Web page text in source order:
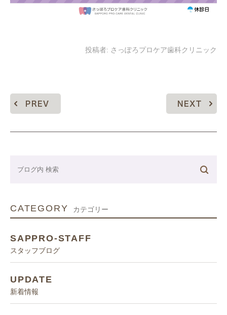
投稿者: さっぽろプロケア歯科クリニック
PREV NEXT
CATEGORY カテゴリー
SAPPRO-STAFF
スタッフブログ
UPDATE
新着情報